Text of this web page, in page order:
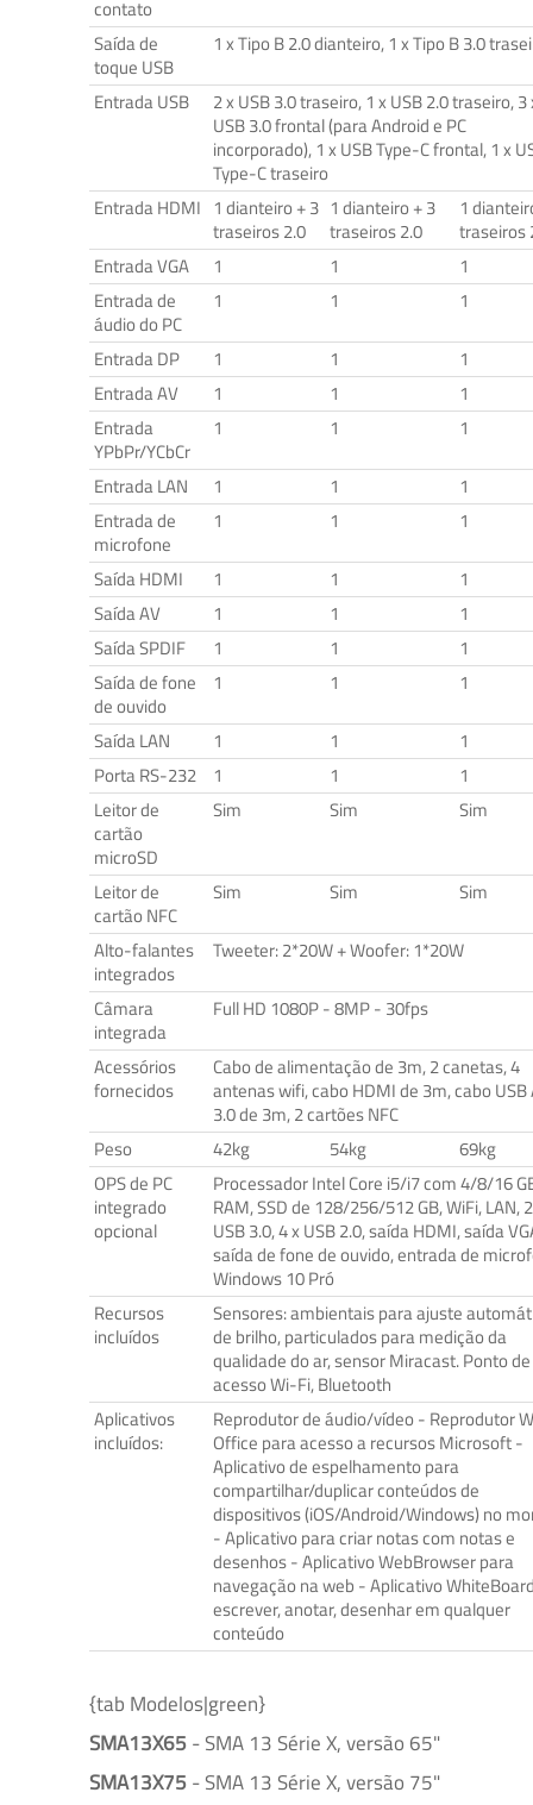
contato
Saída de
toque USB
1 x Tipo B 2.0 dianteiro, 1 x Tipo B 3.0
Entrada USB
2 x USB 3.0 traseiro, 1 x USB 2.0 traseiro, 3
USB 3.0 frontal (para Android e PC
incorporado), 1 x USB Type-C frontal, 1 x
Type-C traseiro
Entrada HDMI 1 dianteiro + 3
traseiros 2.0
1 dianteiro + 3
traseiros 2.0
1
traseiros
Entrada VGA
1 1
1
Entrada de
áudio do PC
1 1 1
Entrada DP 1 1
1
Entrada AV
1 1
1
Entrada
YPbPr/YCbCr
1 1 1
Entrada LAN 1 1
1
Entrada de
microfone
1 1 1
Saída HDMI 1 1
1
Saída AV
1 1
1
Saída SPDIF
1 1
1
Saída de fone
de ouvido
1 1 1
Saída LAN 1 1
1
Porta RS-232
1 1
1
Leitor de
cartão
microSD
Sim Sim Sim
Leitor de
cartão NFC
Sim Sim Sim
Alto-falantes
integrados
Tweeter: 2*20W + Woofer: 1*20W
Câmara
integrada
Full HD 1080P - 8MP - 30fps
Acessórios
fornecidos
Cabo de alimentação de 3m, 2 canetas, 4
antenas wifi, cabo HDMI de 3m, cabo USB
3.0 de 3m, 2 cartões NFC
Peso
42kg 54kg
69kg
OPS de PC
integrado
opcional
Processador Intel Core i5/i7 com 4/8/16
RAM, SSD de 128/256/512 GB, WiFi, LAN,
USB 3.0, 4 x USB 2.0, saída HDMI, saída
saída de fone de ouvido, entrada de
Windows 10 Pró
Recursos
incluídos
Sensores: ambientais para ajuste
de brilho, particulados para medição da
qualidade do ar, sensor Miracast. Ponto de
acesso Wi-Fi, Bluetooth
Aplicativos
incluídos:
Reprodutor de áudio/vídeo - Reprodutor
Office para acesso a recursos Microsoft -
Aplicativo de espelhamento para
compartilhar/duplicar conteúdos de
dispositivos (iOS/Android/Windows) no
- Aplicativo para criar notas com notas e
desenhos - Aplicativo WebBrowser para
navegação na web - Aplicativo
escrever, anotar, desenhar em qualquer
conteúdo
{tab Modelos|green}
SMA13X65- SMA 13 Série X, versão 65"
SMA13X75- SMA 13 Série X, versão 75"